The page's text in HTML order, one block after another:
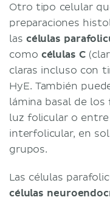
Otro tipo celular
preparaciones
las células
como células C
claras incluso con
HyE. También
lámina basal de
luz folicular o
interfolicular, en
grupos.
Las células
células